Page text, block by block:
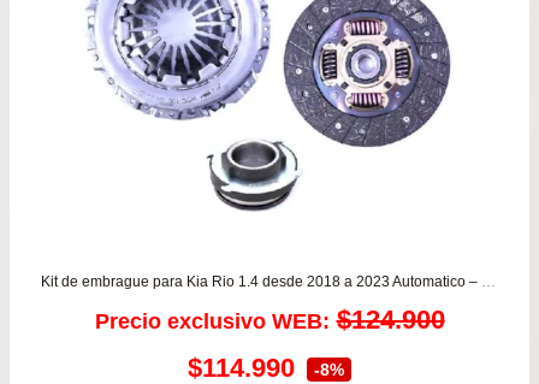
Kit de embrague para Kia Rio 1.4 desde 2018 a 2023 Automatico – CAJA SEXTA VALEO
Precio exclusivo WEB: $124.900
El
$114.990El-8%